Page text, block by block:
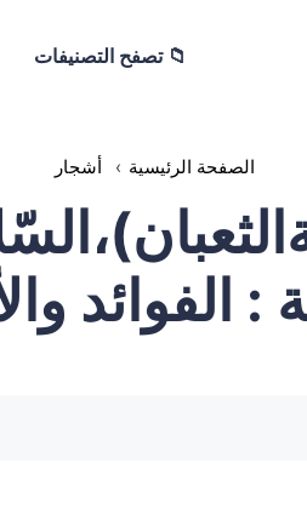
📁 تصفح التصنيفات
الصفحة الرئيسية › أشجار
: الفوائد